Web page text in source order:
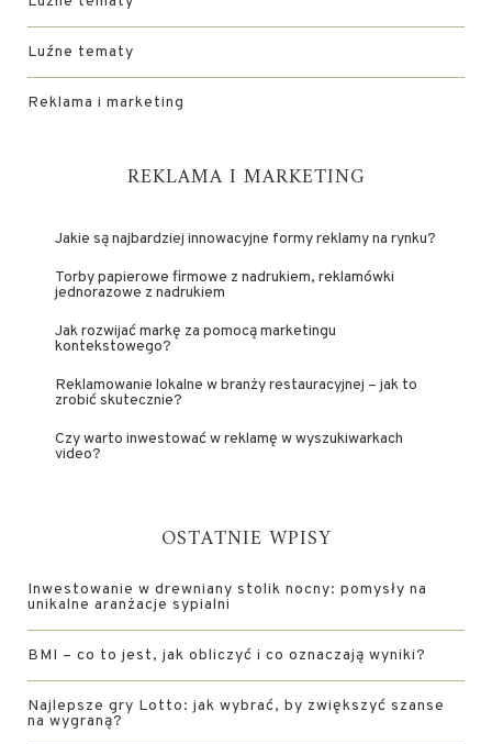
Luźne tematy
Reklama i marketing
REKLAMA I MARKETING
Jakie są najbardziej innowacyjne formy reklamy na rynku?
Torby papierowe firmowe z nadrukiem, reklamówki
jednorazowe z nadrukiem
Jak rozwijać markę za pomocą marketingu
kontekstowego?
Reklamowanie lokalne w branży restauracyjnej – jak to
zrobić skutecznie?
Czy warto inwestować w reklamę w wyszukiwarkach
video?
OSTATNIE WPISY
Inwestowanie w drewniany stolik nocny: pomysły na
unikalne aranżacje sypialni
BMI – co to jest, jak obliczyć i co oznaczają wyniki?
Najlepsze gry Lotto: jak wybrać, by zwiększyć szanse
na wygraną?